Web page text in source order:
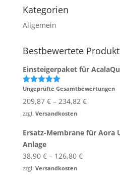
Kategorien
Allgemein
Bestbewertete
Einsteigerpaket für
Bewertet
von 5
Ungeprüfte Gesamtbewertungen
209,87 €– 234,82 €
zzgl. Versandkosten
Ersatz-Membrane für Aora
Anlage
38,90 €– 126,80 €
zzgl. Versandkosten